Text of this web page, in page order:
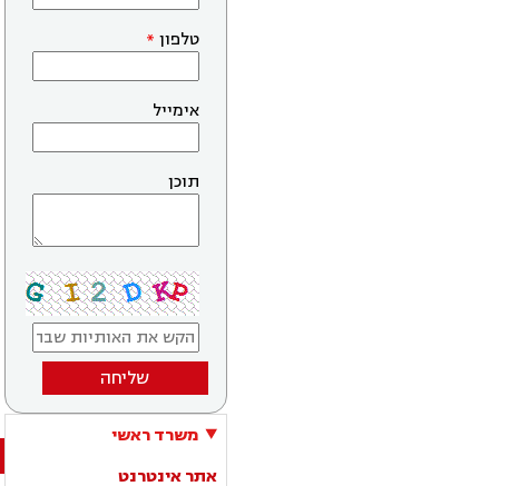
טלפון
אימייל
תוכן
שליחה
משרד ראשי
אתר אינטרנט